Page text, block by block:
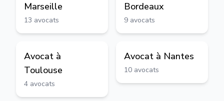
Marseille
13 avocats
Bordeaux
9 avocats
Avocat à
Toulouse
4 avocats
Avocat à Nantes
10 avocats